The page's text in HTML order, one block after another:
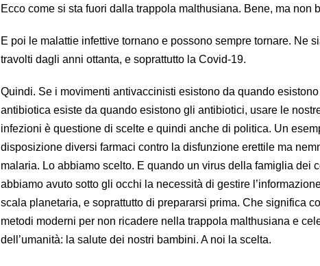
Ecco come si sta fuori dalla trappola malthusiana. Bene, ma non
E poi le malattie infettive tornano e possono sempre tornare. Ne
travolti dagli anni ottanta, e soprattutto la Covid-19.
Quindi. Se i movimenti antivaccinisti esistono da quando
antibiotica esiste da quando esistono gli antibiotici, usare le
infezioni è questione di scelte e quindi anche di politica. Un
disposizione diversi farmaci contro la disfunzione erettile ma
malaria. Lo abbiamo scelto. E quando un virus della famiglia dei
abbiamo avuto sotto gli occhi la necessità di gestire
scala planetaria, e soprattutto di prepararsi prima. Che significa
metodi moderni per non ricadere nella trappola malthusiana e
dell’umanità: la salute dei nostri bambini. A noi la scelta.